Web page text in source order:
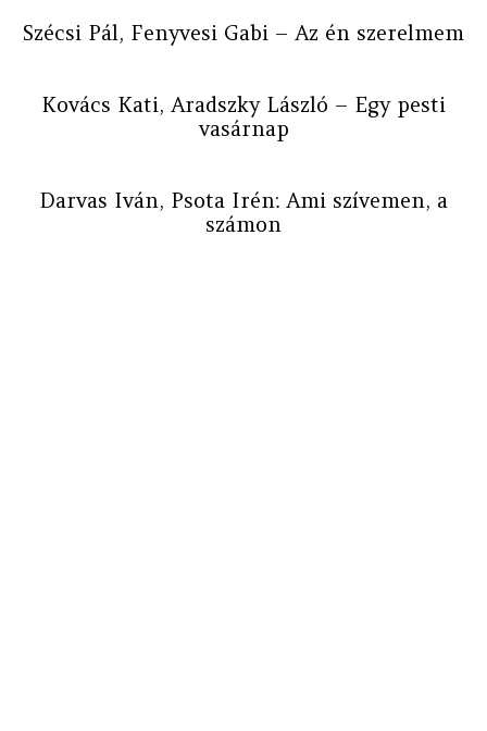
Szécsi Pál, Fenyvesi Gabi – Az én szerelmem
Kovács Kati, Aradszky László – Egy pesti
vasárnap
Darvas Iván, Psota Irén: Ami szívemen, a
számon